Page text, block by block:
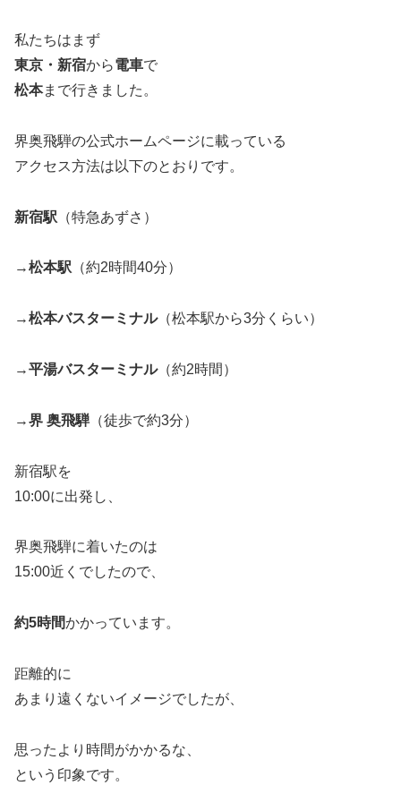
私たちはまず
東京・新宿から電車で
松本まで行きました。
界奥飛騨の公式ホームページに載っている
アクセス方法は以下のとおりです。
新宿駅 （特急あずさ）
→松本駅 （約2時間40分）
→松本バスターミナル（松本駅から3分くらい）
→平湯バスターミナル（約2時間）
→界 奥飛騨 （徒歩で約3分）
新宿駅を
10:00に出発し、
界奥飛騨に着いたのは
15:00近くでしたので、
約5時間かかっています。
距離的に
あまり遠くないイメージでしたが、
思ったより時間がかかるな、
という印象です。